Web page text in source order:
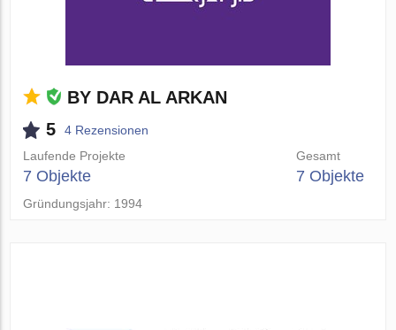
BY DAR AL ARKAN
5
4 Rezensionen
Laufende Projekte
7 Objekte
Gesamt
7 Objekte
Gründungsjahr: 1994